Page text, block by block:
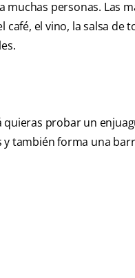
personas. Las
el vino, la salsa de
probar un
también forma una